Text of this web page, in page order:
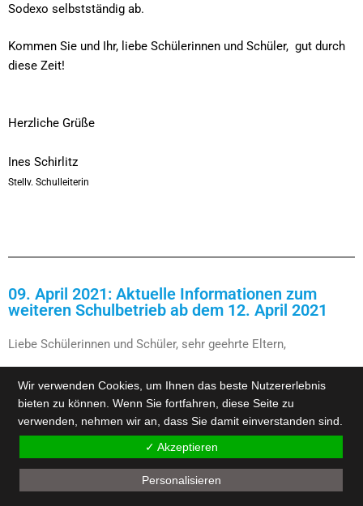
Sodexo selbstständig ab.
Kommen Sie und Ihr, liebe Schülerinnen und Schüler, gut durch
diese Zeit!
Herzliche Grüße
Ines Schirlitz
Stellv. Schulleiterin
09. April 2021: Aktuelle Informationen zum
weiteren Schulbetrieb ab dem 12. April 2021
Liebe Schülerinnen und Schüler, sehr geehrte Eltern,
ich hoffe, dass Ihr, beziehungsweise Sie eine schöne Oster- und
Ferienzeit hatten und sich ein wenig erholen konnten…
Kurz möchte ich Ihnen nach heutigem Stand einenAusblick für
die nächste Wochegeben:
Alle Schülerinnen und Schüler der Klassen 5 bis 12 der Gruppe B
Wir verwenden Cookies, um Ihnen das beste Nutzererlebnis
bieten zu können. Wenn Sie fortfahren, diese Seite zu
verwenden, nehmen wir an, dass Sie damit einverstanden sind.
✓ Akzeptieren
Personalisieren